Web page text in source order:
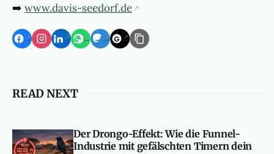
➡️ www.davis-seedorf.de
READ NEXT
Der Drongo-Effekt: Wie die Funnel-
Industrie mit gefälschten Timern dein